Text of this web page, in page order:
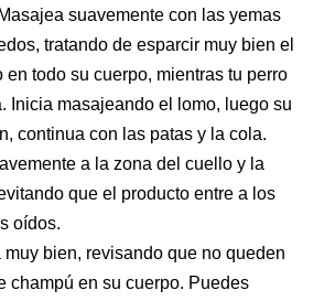
suavemente con las yemas
tratando de esparcir muy bien el
en todo su cuerpo, mientras tu perro
Inicia masajeando el lomo, luego su
continua con las patas y la cola.
a la zona del cuello y la
que el producto entre a los
oídos.
muy bien, revisando que no queden
champú en su cuerpo. Puedes